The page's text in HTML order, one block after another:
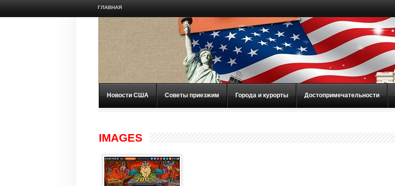
ГЛАВНАЯ
Новости США Советы приезжим Города и курорты Достопримечательности
IMAGES